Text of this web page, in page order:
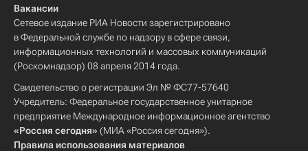
Вакансии
Сетевое издание РИА Новости зарегистрировано
в Федеральной службе по надзору в сфере связи,
информационных технологий и массовых коммуникаций
(Роскомнадзор) 08 апреля 2014 года.
Свидетельство о регистрации Эл № ФС77-57640
Учредитель: Федеральное государственное унитарное
предприятие Международное информационное агентство
«Россия сегодня» (МИА «Россия сегодня»).
Правила использования материалов